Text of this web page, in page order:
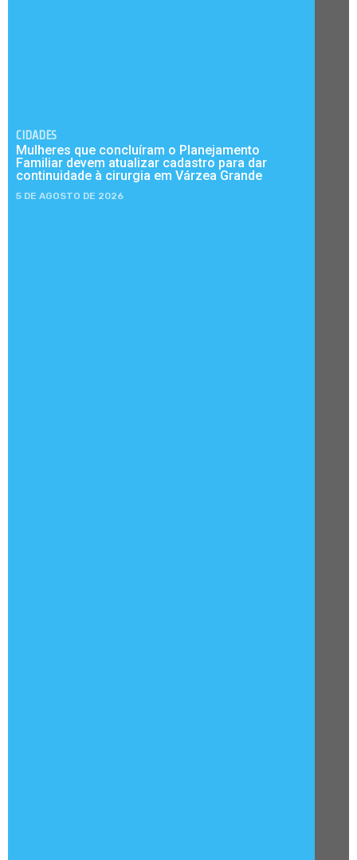
CIDADES
Mulheres que concluíram o Planejamento
Familiar devem atualizar cadastro para dar
continuidade à cirurgia em Várzea Grande
5 DE AGOSTO DE 2026